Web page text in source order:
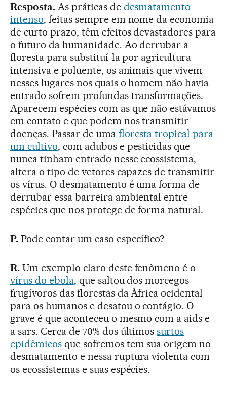
Resposta. As práticas de desmatamento
intenso, feitas sempre em nome da economia
de curto prazo, têm efeitos devastadores para
o futuro da humanidade. Ao derrubar a
floresta para substituí-la por agricultura
intensiva e poluente, os animais que vivem
nesses lugares nos quais o homem não havia
entrado sofrem profundas transformações.
Aparecem espécies com as que não estávamos
em contato e que podem nos transmitir
doenças. Passar de uma floresta tropical para
um cultivo, com adubos e pesticidas que
nunca tinham entrado nesse ecossistema,
altera o tipo de vetores capazes de transmitir
os vírus. O desmatamento é uma forma de
derrubar essa barreira ambiental entre
espécies que nos protege de forma natural.
P. Pode contar um caso específico?
R. Um exemplo claro deste fenômeno é o
vírus do ebola, que saltou dos morcegos
frugívoros das florestas da África ocidental
para os humanos e desatou o contágio. O
grave é que aconteceu o mesmo com a aids e
a sars. Cerca de 70% dos últimossurtos
epidêmicosque sofremos tem sua origem no
desmatamento e nessa ruptura violenta com
os ecossistemas e suas espécies.